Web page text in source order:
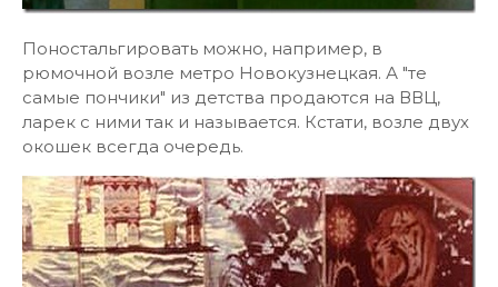
Поностальгировать можно, например, в
рюмочной возле метро Новокузнецкая. А "те
самые пончики" из детства продаются на ВВЦ,
ларек с ними так и называется. Кстати, возле двух
окошек всегда очередь.